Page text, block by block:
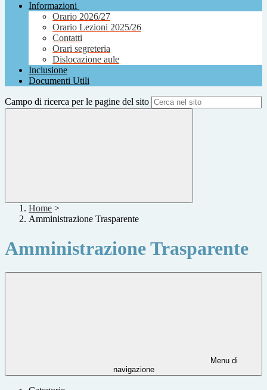
Informazioni
Orario 2026/27
Orario Lezioni 2025/26
Contatti
Orari segreteria
Dislocazione aule
Inclusione
Documenti Utili
Campo di ricerca per le pagine del sito
Home >
Amministrazione Trasparente
Amministrazione Trasparente
Menu di
navigazione